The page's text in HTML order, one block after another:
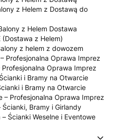
z Helem z Dostawą do
z Helem Dostawa
(Dostawa z Helem)
z helem z dowozem
Profesjonalna Oprawa Imprez
Oprawa Imprez
i Bramy na Otwarcie
i Bramy na Otwarcie
– Profesjonalna Oprawa Imprez
Ścianki, Bramy i Girlandy
Ścianki Weselne i Eventowe